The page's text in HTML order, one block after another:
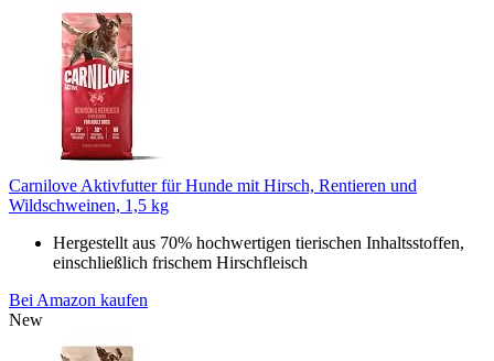
Carnilove Aktivfutter für Hunde mit Hirsch, Rentieren und
Wildschweinen, 1,5 kg
Hergestellt aus 70% hochwertigen tierischen Inhaltsstoffen,
einschließlich frischem Hirschfleisch
Bei Amazon kaufen
New